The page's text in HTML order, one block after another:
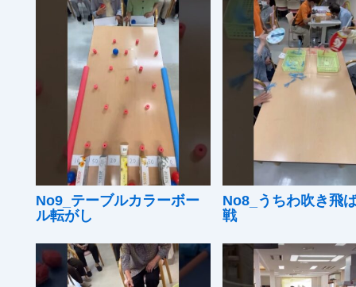
No9_テーブルカラーボー
ル転がし
No8_うちわ吹き飛
戦